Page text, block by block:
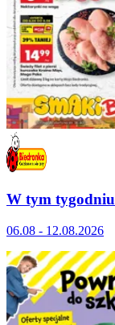
W tym tygodniu
06.08 - 12.08.2026